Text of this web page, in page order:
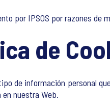
por IPSOS por razones de
de
de información personal
nuestra Web.